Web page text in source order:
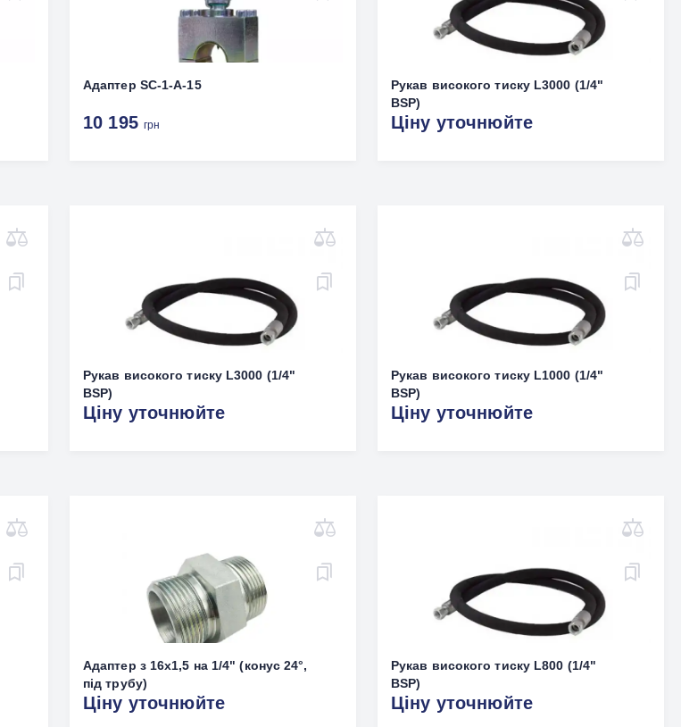
Адаптер SC-1-A-15
10 195грн
Рукав високого тиску L3000 (1/4"
BSP)
Ціну уточнюйте
Рукав високого тиску L3000 (1/4"
BSP)
Ціну уточнюйте
Рукав високого тиску L1000 (1/4"
BSP)
Ціну уточнюйте
Адаптер з 16х1,5 на 1/4" (конус 24°,
під трубу)
Ціну уточнюйте
Рукав високого тиску L800 (1/4"
BSP)
Ціну уточнюйте